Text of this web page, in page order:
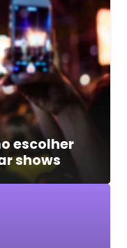
escolher
shows